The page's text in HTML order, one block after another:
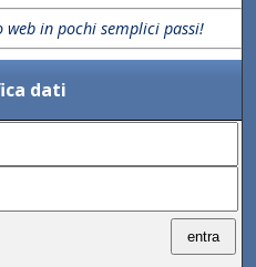
in pochi semplici passi!
dati